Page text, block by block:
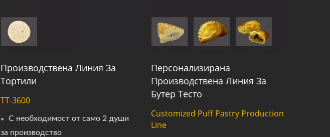
Производствена Линия За
Тортили
TT-3600
С необходимост от само 2 души
за производство
Персонализирана
Производствена Линия За
Бутер Тесто
Customized Puff Pastry Production
Line